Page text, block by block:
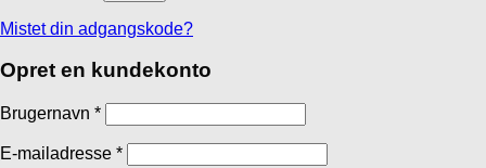
Mistet din adgangskode?
Opret en kundekonto
Brugernavn *
E-mailadresse *